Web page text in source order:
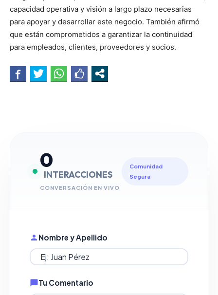
capacidad operativa y visión a largo plazo necesarias
para apoyar y desarrollar este negocio. También afirmó
que están comprometidos a garantizar la continuidad
para empleados, clientes, proveedores y socios.
0
INTERACCIONES
CONVERSACIÓN EN VIVO
Comunidad
Segura
Nombre y Apellido
Tu Comentario